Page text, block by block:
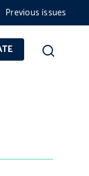
Previous issues